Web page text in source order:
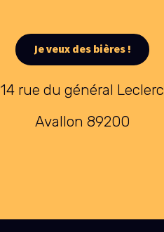
Je veux des bières !
14 rue du général Leclerc
Avallon 89200